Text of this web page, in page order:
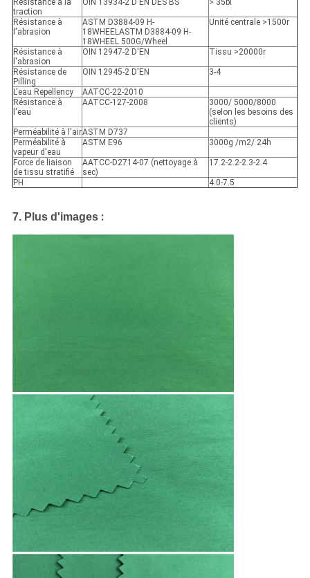
traction
Résistance à
l'abrasion
ASTM D3884-09 H-
18WHEELASTM D3884-09 H-
18WHEEL 500G/Wheel
Unité centrale >1500r
Résistance à
l'abrasion
OIN 12947-2 D'EN Tissu >20000r
Résistance de
Pilling
OIN 12945-2 D'EN 3-4
L'eau Repellency
AATCC-22-2010
Résistance à
l'eau
AATCC-127-2008
3000/ 5000/8000
(selon les besoins des
clients)
Perméabilité à l'airASTM D737
Perméabilité à
vapeur d'eau
ASTM E96 3000g /m2/ 24h
Force de liaison
de tissu stratifié
AATCC-D2714-07 (nettoyage à
sec)
17.2-2.2-2.3-2.4
PH 4.0-7.5
7. Plus d'images: